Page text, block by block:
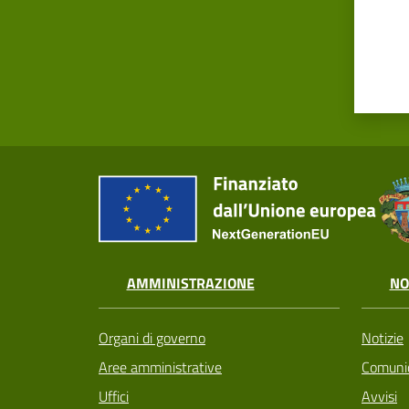
AMMINISTRAZIONE
Organi di governo
Aree amministrative
Uffici
Notizie
Avvisi